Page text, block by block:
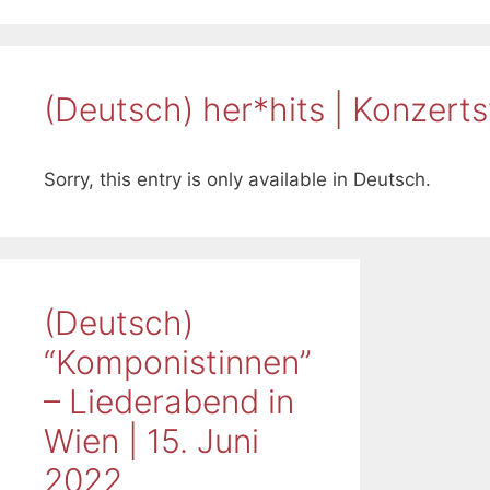
(Deutsch) her*hits |
Sorry, this entry is only available in Deutsch.
(Deutsch)
“Komponistinnen”
– Liederabend in
Wien | 15. Juni
2022